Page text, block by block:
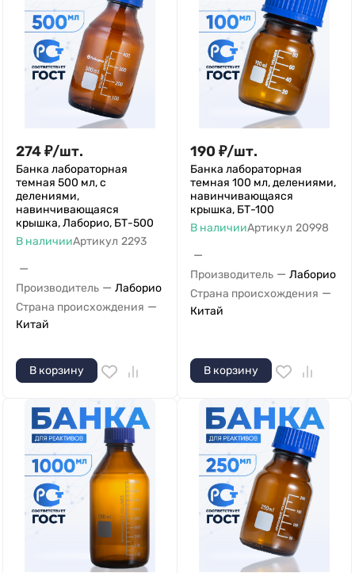
274₽/шт.
Банка лабораторная
темная 500 мл, с
делениями,
навинчивающаяся
крышка, Лаборио, БТ-500
В наличииАртикул 2293
—
Производитель — Лаборио
Страна происхождения —
Китай
В корзину
190 ₽/шт.
Банка лабораторная
темная 100 мл, делениями,
навинчивающаяся
крышка, БТ-100
В наличииАртикул 20998
—
Производитель — Лаборио
Страна происхождения —
Китай
В корзину